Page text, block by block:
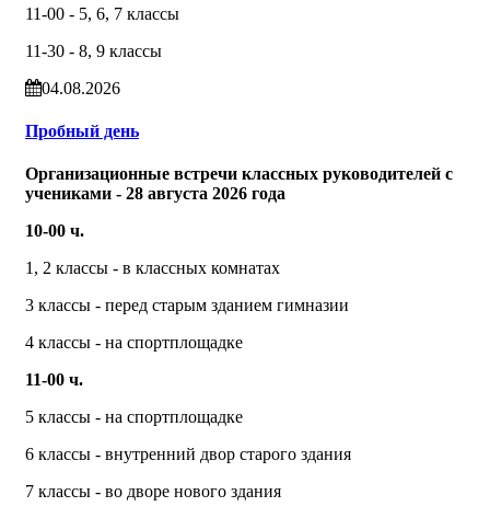
11-00 - 5, 6, 7 классы
11-30 - 8, 9 классы
04.08.2026
Пробный день
Организационные встречи классных руководителей с
учениками - 28 августа 2026 года
10-00 ч.
1, 2 классы - в классных комнатах
3 классы - перед старым зданием гимназии
4 классы - на спортплощадке
11-00 ч.
5 классы - на спортплощадке
6 классы - внутренний двор старого здания
7 классы - во дворе нового здания